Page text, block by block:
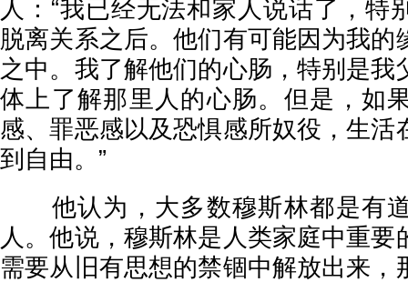
人：“我已经无法和家人说话了，特
脱离关系之后。他们有可能因为我的
之中。我了解他们的心肠，特别是我
体上了解那里人的心肠。但是，如
感、罪恶感以及恐惧感所奴役，生活
到自由。”
他认为，大多数穆斯林都是有
人。他说，穆斯林是人类家庭中重要
需要从旧有思想的禁锢中解放出来，